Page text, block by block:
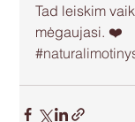
Tad leiskim
mėgaujasi. ❤️